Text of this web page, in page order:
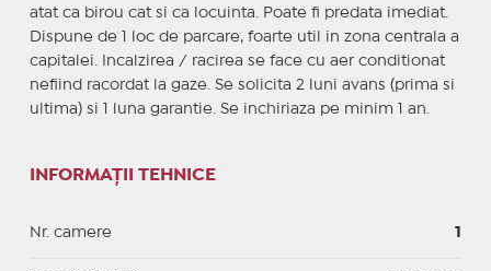
atat ca birou cat si ca locuinta. Poate fi predata imediat.
Dispune de 1 loc de parcare, foarte util in zona centrala a
capitalei. Incalzirea / racirea se face cu aer conditionat
nefiind racordat la gaze. Se solicita 2 luni avans (prima si
ultima) si 1 luna garantie. Se inchiriaza pe minim 1 an.
INFORMAȚII TEHNICE
Nr. camere 1